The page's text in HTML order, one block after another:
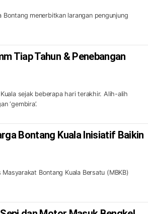
menerbitkan larangan pengunjung
Tiap Tahun & Penebangan
sejak beberapa hari terakhir. Alih-alih
‘gembira’.
Bontang Kuala Inisiatif Baikin
Bontang Kuala Bersatu (MBKB)